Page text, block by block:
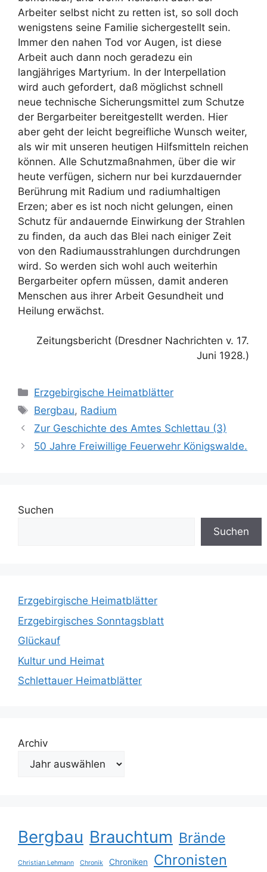
Arbeiter selbst nicht zu retten ist, so soll doch
wenigstens seine Familie sichergestellt sein.
Immer den nahen Tod vor Augen, ist diese
Arbeit auch dann noch geradezu ein
langjähriges Martyrium. In der Interpellation
wird auch gefordert, daß möglichst schnell
neue technische Sicherungsmittel zum Schutze
der Bergarbeiter bereitgestellt werden. Hier
aber geht der leicht begreifliche Wunsch weiter,
als wir mit unseren heutigen Hilfsmitteln reichen
können. Alle Schutzmaßnahmen, über die wir
heute verfügen, sichern nur bei kurzdauernder
Berührung mit Radium und radiumhaltigen
Erzen; aber es ist noch nicht gelungen, einen
Schutz für andauernde Einwirkung der Strahlen
zu finden, da auch das Blei nach einiger Zeit
von den Radiumausstrahlungen durchdrungen
wird. So werden sich wohl auch weiterhin
Bergarbeiter opfern müssen, damit anderen
Menschen aus ihrer Arbeit Gesundheit und
Heilung erwächst.
Zeitungsbericht (Dresdner Nachrichten v. 17.
Juni 1928.)
Kategorien
Erzgebirgische Heimatblätter
Schlagwörter
Bergbau, Radium
Zur Geschichte des Amtes Schlettau (3)
50 Jahre Freiwillige Feuerwehr Königswalde.
Suchen
Suchen
Erzgebirgische Heimatblätter
Erzgebirgisches Sonntagsblatt
Glückauf
Kultur und Heimat
Schlettauer Heimatblätter
Archiv
Bergbau Brauchtum Brände
Christian Lehmann Chronik Chroniken Chronisten